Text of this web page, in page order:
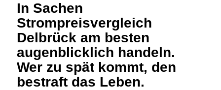
In Sachen
Strompreisvergleich
Delbrück am besten
augenblicklich handeln.
Wer zu spät kommt, den
bestraft das Leben.